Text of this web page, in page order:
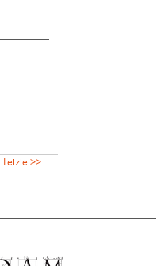
Letzte >>